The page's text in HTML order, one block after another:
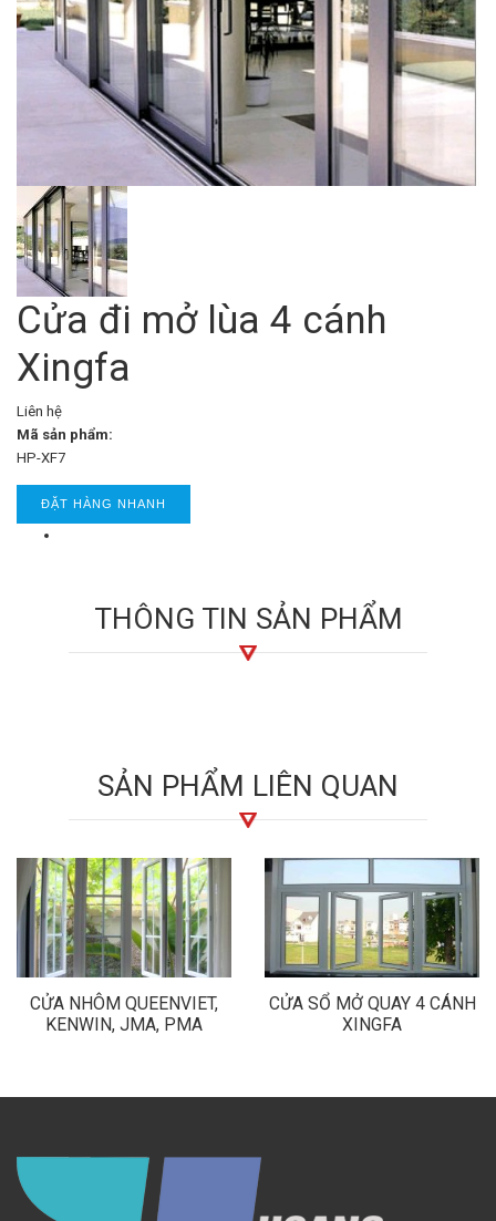
Cửa đi mở lùa 4 cánh
Xingfa
Liên hệ
Mã sản phẩm:
HP-XF7
ĐẶT HÀNG NHANH
THÔNG TIN SẢN PHẨM
SẢN PHẨM LIÊN QUAN
CỬA NHÔM QUEENVIET,
KENWIN, JMA, PMA
CỬA SỔ MỞ QUAY 4 CÁNH
XINGFA